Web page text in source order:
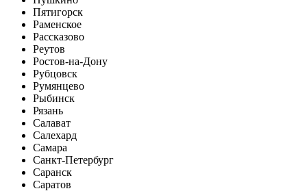
Пятигорск
Раменское
Рассказово
Реутов
Ростов-на-Дону
Рубцовск
Румянцево
Рыбинск
Рязань
Салават
Салехард
Самара
Санкт-Петербург
Саранск
Саратов